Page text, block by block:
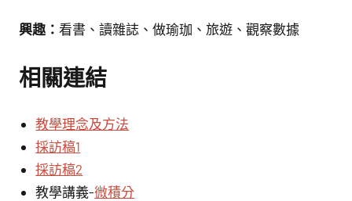
興趣： 看書、讀雜誌、做瑜珈、旅遊、觀察數據
相關連結
教學理念及方法
採訪稿1
採訪稿2
教學講義-微積分